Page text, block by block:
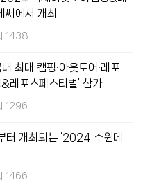
쎄에서 개최
1438
최대 캠핑∙아웃도어∙레포
레포츠페스티벌’ 참가
1296
개최되는 ‘2024 수원메
1466